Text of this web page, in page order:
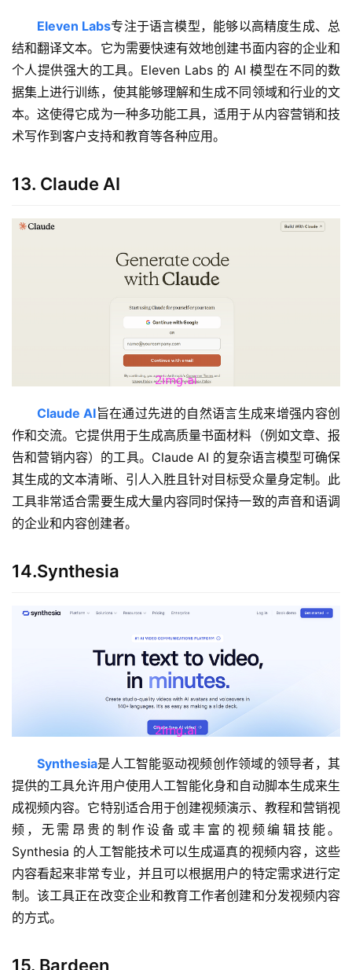
量
化
绘
梦
逆
绘
梦
白
泽
绘
梦
A
产
Eleven Labs专注于语言模型，能够以高精度生成、总
结和翻译文本。它为需要快速有效地创建书面内容的企业和
个人提供强大的工具。Eleven Labs 的 AI 模型在不同的数
据集上进行训练，使其能够理解和生成不同领域和行业的文
本。这使得它成为一种多功能工具，适用于从内容营销和技
术写作到客户支持和教育等各种应用。
13. Claude AI
Claude AI旨在通过先进的自然语言生成来增强内容创
作和交流。它提供用于生成高质量书面材料（例如文章、报
告和营销内容）的工具。Claude AI 的复杂语言模型可确保
其生成的文本清晰、引人入胜且针对目标受众量身定制。此
工具非常适合需要生成大量内容同时保持一致的声音和语调
的企业和内容创建者。
14.Synthesia
Synthesia是人工智能驱动视频创作领域的领导者，其
提供的工具允许用户使用人工智能化身和自动脚本生成来生
成视频内容。它特别适合用于创建视频演示、教程和营销视
频，无需昂贵的制作设备或丰富的视频编辑技能。
Synthesia 的人工智能技术可以生成逼真的视频内容，这些
内容看起来非常专业，并且可以根据用户的特定需求进行定
制。该工具正在改变企业和教育工作者创建和分发视频内容
的方式。
15. Bardeen